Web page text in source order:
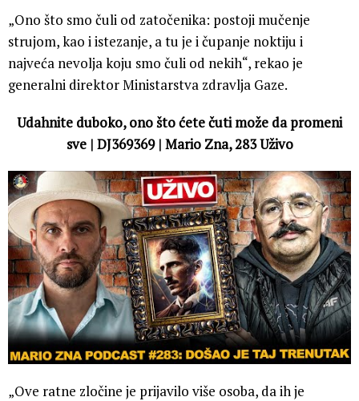
„Ono što smo čuli od zatočenika: postoji mučenje
strujom, kao i istezanje, a tu je i čupanje noktiju i
najveća nevolja koju smo čuli od nekih“, rekao je
generalni direktor Ministarstva zdravlja Gaze.
Udahnite duboko, ono što ćete čuti može da promeni
sve | DJ369369 | Mario Zna, 283 Uživo
„Ove ratne zločine je prijavilo više osoba, da ih je